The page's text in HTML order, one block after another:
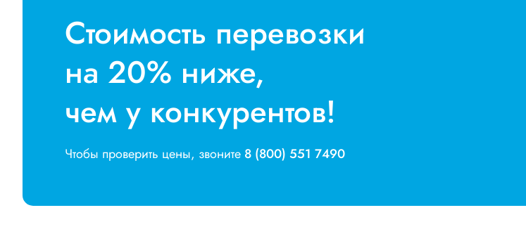
Стоимость перевозки
на 20% ниже,
чем у конкурентов!
Чтобы проверить цены, звоните 8 (800) 551 7490